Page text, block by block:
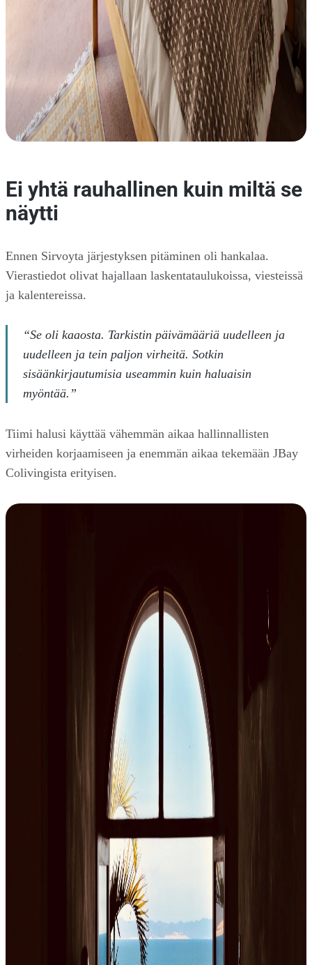
Ei yhtä rauhallinen kuin miltä se
näytti
Ennen Sirvoyta järjestyksen pitäminen oli hankalaa.
Vierastiedot olivat hajallaan laskentataulukoissa, viesteissä
ja kalentereissa.
“Se oli kaaosta. Tarkistin päivämääriä uudelleen ja
uudelleen ja tein paljon virheitä. Sotkin
sisäänkirjautumisia useammin kuin haluaisin
myöntää.”
Tiimi halusi käyttää vähemmän aikaa hallinnallisten
virheiden korjaamiseen ja enemmän aikaa tekemään JBay
Colivingista erityisen.